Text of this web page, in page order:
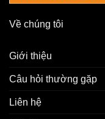
Về chúng tôi
Giới thiệu
Câu hỏi thường gặp
Liên hệ